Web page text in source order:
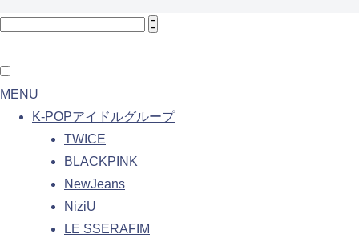
MENU
K-POPアイドルグループ
TWICE
BLACKPINK
NewJeans
NiziU
LE SSERAFIM